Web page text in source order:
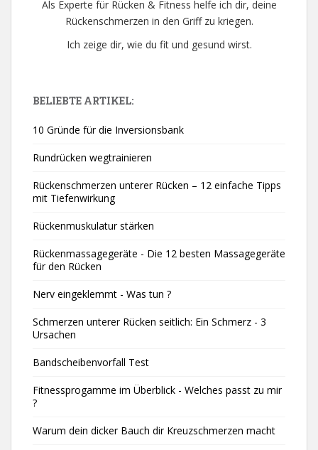
Als Experte für Rücken & Fitness helfe ich dir, deine
Rückenschmerzen in den Griff zu kriegen.
Ich zeige dir, wie du fit und gesund wirst.
BELIEBTE ARTIKEL:
10 Gründe für die Inversionsbank
Rundrücken wegtrainieren
Rückenschmerzen unterer Rücken – 12 einfache Tipps
mit Tiefenwirkung
Rückenmuskulatur stärken
Rückenmassagegeräte - Die 12 besten Massagegeräte
für den Rücken
Nerv eingeklemmt - Was tun ?
Schmerzen unterer Rücken seitlich: Ein Schmerz - 3
Ursachen
Bandscheibenvorfall Test
Fitnessprogamme im Überblick - Welches passt zu mir
?
Warum dein dicker Bauch dir Kreuzschmerzen macht